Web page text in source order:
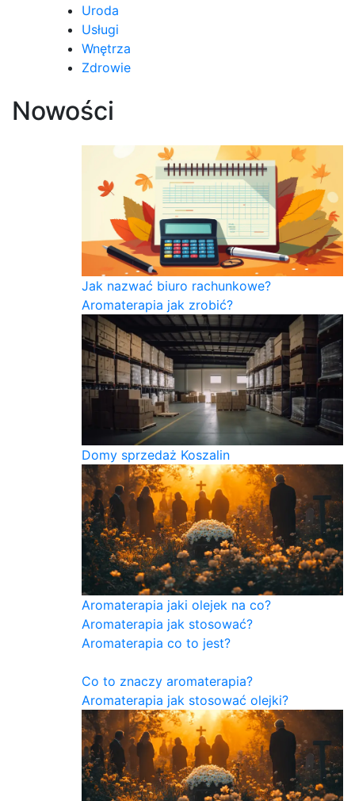
Uroda
Usługi
Wnętrza
Zdrowie
Nowości
Jak nazwać biuro rachunkowe?
Aromaterapia jak zrobić?
Domy sprzedaż Koszalin
Aromaterapia jaki olejek na co?
Aromaterapia jak stosować?
Aromaterapia co to jest?
Co to znaczy aromaterapia?
Aromaterapia jak stosować olejki?